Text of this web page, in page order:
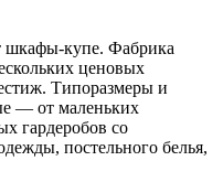
шкафы-купе. Фабрика
ценовых
Типоразмеры и
— от маленьких
гардеробов со
постельного белья,